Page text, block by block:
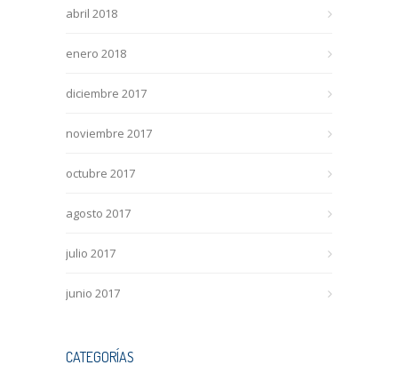
abril 2018
enero 2018
diciembre 2017
noviembre 2017
octubre 2017
agosto 2017
julio 2017
junio 2017
CATEGORÍAS